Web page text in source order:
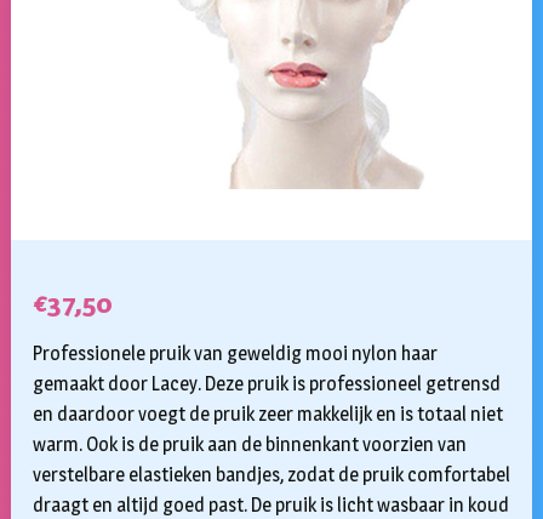
€37,50
Professionele pruik van geweldig mooi nylon haar
gemaakt door Lacey. Deze pruik is professioneel getrensd
en daardoor voegt de pruik zeer makkelijk en is totaal niet
warm. Ook is de pruik aan de binnenkant voorzien van
verstelbare elastieken bandjes, zodat de pruik comfortabel
draagt en altijd goed past. De pruik is licht wasbaar in koud